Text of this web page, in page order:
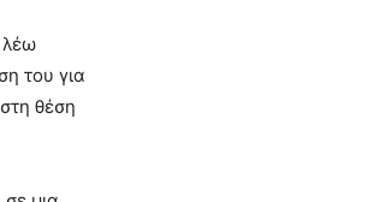
λέω
του για
θέση